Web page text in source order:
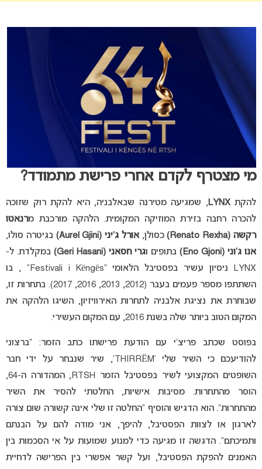
מי מצטרף לקדם אחרי פרישת מתמודד?
להקתLYNX, שמגיעה מטירנה שבאלבניה, היא להקת רוק שזוכה
להכרה רחבה בזירת המוזיקה המקומית. הלהקה מורכבת מרנאטו
רקשה (Renato Rexha)
כסולן,אורל ג’יני (Aurel Gjini)
בגיטרה סולו,
אנו ג’וני (Eno Gjoni)
בתופים וגרי חסאני (Geri Hasani)
במקלדת. ל-
LYNX ניסיון עשיר בפסטיבל הלאומי “Festivali i Këngës” , בו
השתתפו מספר פעמים בעבר (2012, 2013, 2016, 2017). בתחרות זו,
שבוחרת את נציגת אלבניה לתחרות האירוויזיון, השיגו הלהקה את
המקום הטוב ביותר שלה בשנת 2016, עם המקום העשירי.
בפוסט שכתב פריצ’י עם הודעת פרישתו כתב הזמר: “ברצוני
להודיעכם כי השיר שלי ‘THIRRËM’, שיר שנבחר על ידי חבר
השופטים המקצועי לשיר בפסטיבל הזמר RTSH, המהדורה ה-64,
הוסר מהתחרות. מסיבות אישיות, החלטתי להסיר את השיר
מהתחרות”. הוא הדגיש והוסיף “החלטה זו שלי אינה קשורה שום צורה
לארגון או לצוות הפסטיבל, להיפך, אני מודה להם על הבנתם
ותמיכתם”. הדגשה זו מגיעה כדי למנוע שמועות על אי הסכמות בין
האמנים להפקת הפסטיבל, ועל קשר אפשרי בין הפרישה לדחיית